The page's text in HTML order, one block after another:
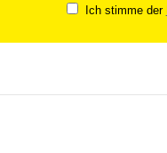
Ich stimme der